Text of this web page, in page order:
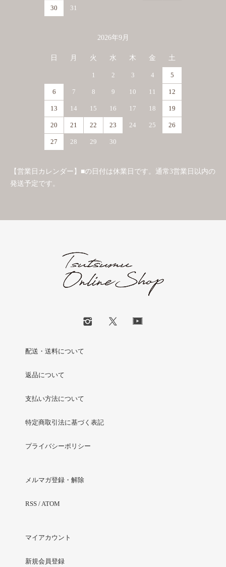
30 31
2026年9月
日 月 火 水 木 金 土
1 2 3 4 5
6 7 8 9 10 11 12
13 14 15 16 17 18 19
20 21 22 23 24 25 26
27 28 29 30
【営業日カレンダー】■の日付は休業日です。通常3営業日以内の
発送予定です。
配送・送料について
返品について
支払い方法について
特定商取引法に基づく表記
プライバシーポリシー
メルマガ登録・解除
RSS / ATOM
マイアカウント
新規会員登録